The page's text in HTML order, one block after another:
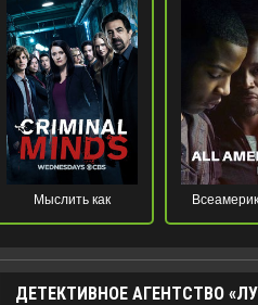
Мыслить как
преступник
ДЕТЕКТИВНОЕ АГЕНТСТВО